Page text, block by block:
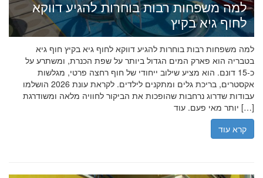
למה משפחות רבות בוחרות להגיע דווקא
לחוף גיא בקיץ
למה משפחות רבות בוחרות להגיע דווקא לחוף גיא בקיץ חוף גיא
בטבריה הוא פארק המים הגדול ביותר על שפת הכנרת, ומשתרע על
כ-15 דונם. הוא מציע שילוב ייחודי של חוף רחצה פרטי, מגלשות
אקסטרים, בריכת גלים ומתקנים לילדים. לקראת עונת 2026 הושלמו
עבודות שדרוג נרחבות שהופכות את הביקור לחוויה מלאה ומשודרגת
יותר מאי פעם. עוד […]
קרא עוד